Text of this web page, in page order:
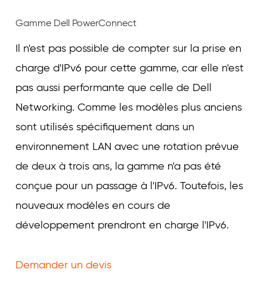
Gamme Dell PowerConnect
Il n'est pas possible de compter sur la prise en
charge d'IPv6 pour cette gamme, car elle n'est
pas aussi performante que celle de Dell
Networking. Comme les modèles plus anciens
sont utilisés spécifiquement dans un
environnement LAN avec une rotation prévue
de deux à trois ans, la gamme n'a pas été
conçue pour un passage à l'IPv6. Toutefois, les
nouveaux modèles en cours de
développement prendront en charge l'IPv6.
Demander un devis